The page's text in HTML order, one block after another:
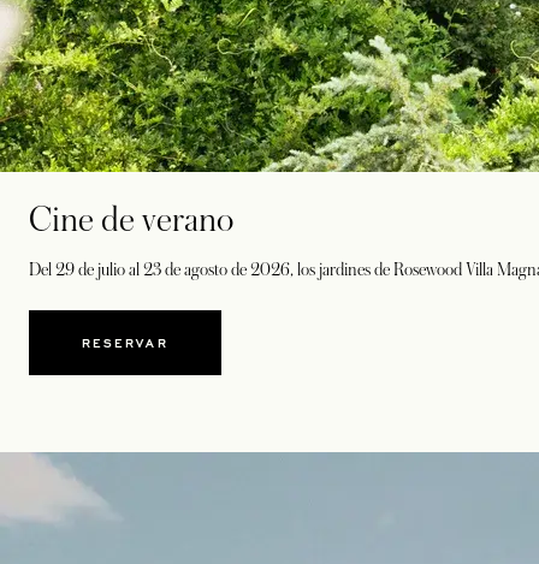
Cine de verano
Del 29 de julio al 23 de agosto de 2026, los jardines de Rosewood Villa
RESERVARSE ABRE EN UNA PESTAÑA NUEVA